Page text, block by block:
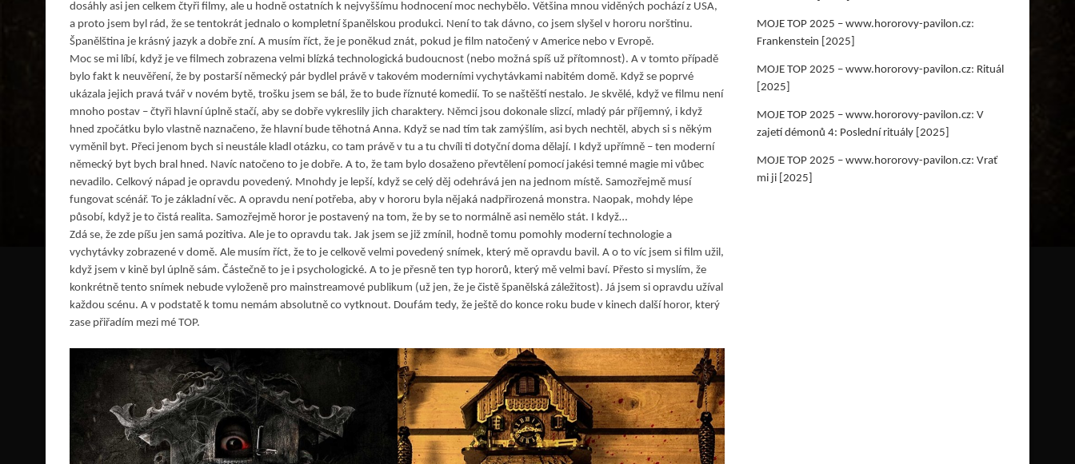
dosáhly asi jen celkem čtyři filmy, ale u hodně ostatních k nejvyššímu hodnocení moc nechybělo. Většina mnou viděných pochází z USA,
a proto jsem byl rád, že se tentokrát jednalo o kompletní španělskou produkci. Není to tak dávno, co jsem slyšel v hororu norštinu.
Španělština je krásný jazyk a dobře zní. A musím říct, že je poněkud znát, pokud je film natočený v Americe nebo v Evropě.
Moc se mi líbí, když je ve filmech zobrazena velmi blízká technologická budoucnost (nebo možná spíš už přítomnost). A v tomto případě
bylo fakt k neuvěření, že by postarší německý pár bydlel právě v takovém moderními vychytávkami nabitém domě. Když se poprvé
ukázala jejich pravá tvář v novém bytě, trošku jsem se bál, že to bude říznuté komedií. To se naštěští nestalo. Je skvělé, když ve filmu není
mnoho postav – čtyři hlavní úplně stačí, aby se dobře vykreslily jich charaktery. Němci jsou dokonale slizcí, mladý pár příjemný, i když
hned zpočátku bylo vlastně naznačeno, že hlavní bude těhotná Anna. Když se nad tím tak zamýšlím, asi bych nechtěl, abych si s někým
vyměnil byt. Přeci jenom bych si neustále kladl otázku, co tam právě v tu a tu chvíli ti dotyční doma dělají. I když upřímně – ten moderní
německý byt bych bral hned. Navíc natočeno to je dobře. A to, že tam bylo dosaženo převtělení pomocí jakési temné magie mi vůbec
nevadilo. Celkový nápad je opravdu povedený. Mnohdy je lepší, když se celý děj odehrává jen na jednom místě. Samozřejmě musí
fungovat scénář. To je základní věc. A opravdu není potřeba, aby v hororu byla nějaká nadpřirozená monstra. Naopak, mohdy lépe
působí, když je to čistá realita. Samozřejmě horor je postavený na tom, že by se to normálně asi nemělo stát. I když…
Zdá se, že zde píšu jen samá pozitiva. Ale je to opravdu tak. Jak jsem se již zmínil, hodně tomu pomohly moderní technologie a
vychytávky zobrazené v domě. Ale musím říct, že to je celkově velmi povedený snímek, který mě opravdu bavil. A o to víc jsem si film užil,
když jsem v kině byl úplně sám. Částečně to je i psychologické. A to je přesně ten typ hororů, který mě velmi baví. Přesto si myslím, že
konkrétně tento snímek nebude vyloženě pro mainstreamové publikum (už jen, že je čistě španělská záležitost). Já jsem si opravdu užíval
každou scénu. A v podstatě k tomu nemám absolutně co vytknout. Doufám tedy, že ještě do konce roku bude v kinech další horor, který
zase přiřadím mezi mé TOP.
MOJE TOP 2025 – www.hororovy-pavilon.cz:
Frankenstein [2025]
MOJE TOP 2025 – www.hororovy-pavilon.cz: Rituál
[2025]
MOJE TOP 2025 – www.hororovy-pavilon.cz: V
zajetí démonů 4: Poslední rituály [2025]
MOJE TOP 2025 – www.hororovy-pavilon.cz: Vrať
mi ji [2025]